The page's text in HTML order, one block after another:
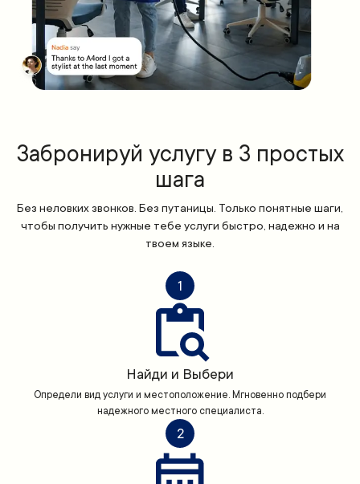
Забронируй услугу в 3 простых
шага
Без неловких звонков. Без путаницы. Только понятные шаги,
чтобы получить нужные тебе услуги быстро, надежно и на
твоем языке.
1
Найди и Выбери
Определи вид услуги и местоположение. Мгновенно подбери
надежного местного специалиста.
2